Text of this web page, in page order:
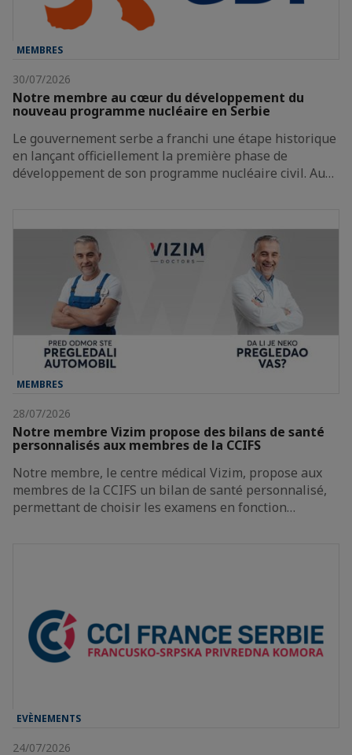
MEMBRES
30/07/2026
Notre membre au cœur du développement du
nouveau programme nucléaire en Serbie
Le gouvernement serbe a franchi une étape historique
en lançant officiellement la première phase de
développement de son programme nucléaire civil. Au…
MEMBRES
28/07/2026
Notre membre Vizim propose des bilans de santé
personnalisés aux membres de la CCIFS
Notre membre, le centre médical Vizim, propose aux
membres de la CCIFS un bilan de santé personnalisé,
permettant de choisir les examens en fonction…
EVÈNEMENTS
24/07/2026